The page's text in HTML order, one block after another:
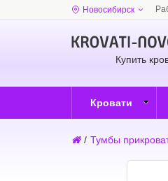
Новосибирск
Купить
Кровати
/ Тумбы